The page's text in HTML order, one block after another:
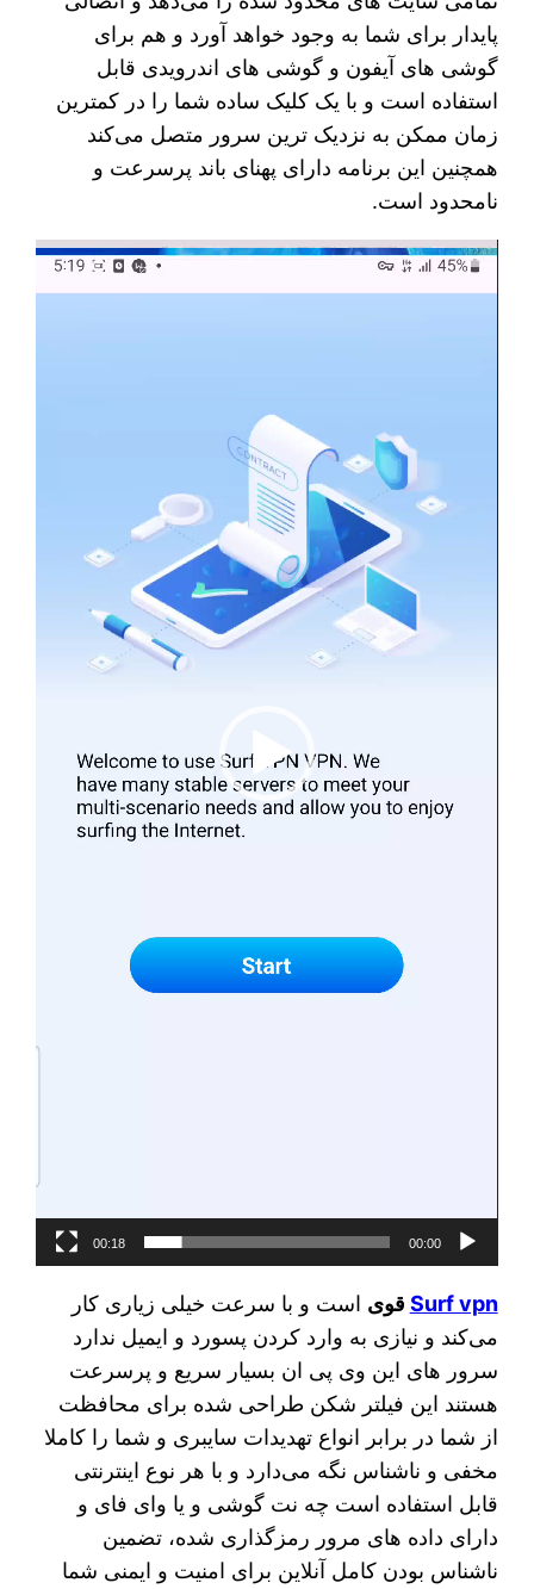
پایدار برای شما به وجود خواهد آورد و هم برای
گوشی های آیفون و گوشی های اندرویدی قابل
استفاده است و با یک کلیک ساده شما را در کمترین
زمان ممکن به نزدیک ترین سرور متصل می‌کند
همچنین این برنامه دارای پهنای باند پرسرعت و
نامحدود است.
نمایشگر
ویدیو
00:00
00:18
Surf vpn قوی است و با سرعت خیلی زیاری کار
می‌کند و نیازی به وارد کردن پسورد و ایمیل ندارد
سرور های این وی پی ان بسیار سریع و پرسرعت
هستند این فیلتر شکن طراحی شده برای محافظت
از شما در برابر انواع تهدیدات سایبری و شما را کاملا
مخفی و ناشناس نگه می‌دارد و با هر نوع اینترنتی
قابل استفاده است چه نت گوشی و یا وای فای و
دارای داده های مرور رمزگذاری شده، تضمین
ناشناس بودن کامل آنلاین برای امنیت و ایمنی شما